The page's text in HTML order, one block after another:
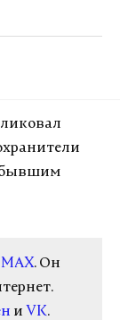
бывшим
MAX. Он
и VK.